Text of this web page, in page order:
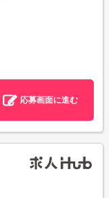
応募画面に進む